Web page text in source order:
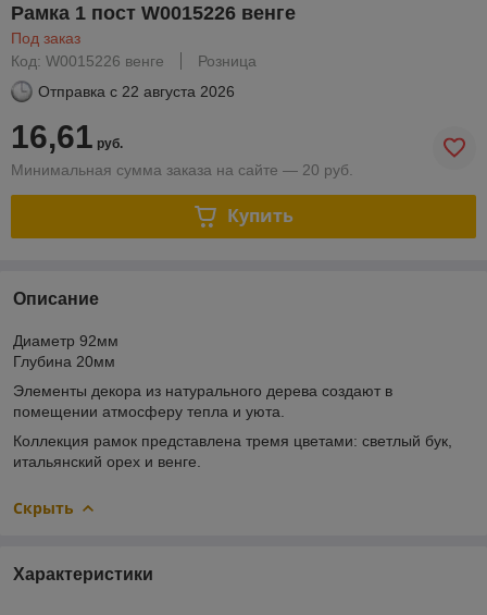
Рамка 1 пост W0015226 венге
Под заказ
Код: W0015226 венге
Розница
Отправка с 22 августа 2026
16,61 руб.
Минимальная сумма заказа на сайте — 20 руб.
Купить
Описание
Диаметр 92мм
Глубина 20мм
Элементы декора из натурального дерева создают в
помещении атмосферу тепла и уюта.
Коллекция рамок представлена тремя цветами: светлый бук,
итальянский орех и венге.
Скрыть
Характеристики